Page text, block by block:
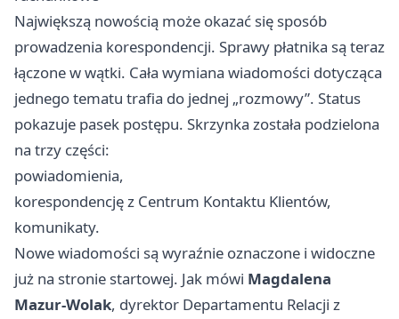
Największą nowością może okazać się sposób
prowadzenia korespondencji. Sprawy płatnika są teraz
łączone w wątki. Cała wymiana wiadomości dotycząca
jednego tematu trafia do jednej „rozmowy”. Status
pokazuje pasek postępu. Skrzynka została podzielona
na trzy części:
powiadomienia,
korespondencję z Centrum Kontaktu Klientów,
komunikaty.
Nowe wiadomości są wyraźnie oznaczone i widoczne
już na stronie startowej. Jak mówi Magdalena
Mazur-Wolak, dyrektor Departamentu Relacji z